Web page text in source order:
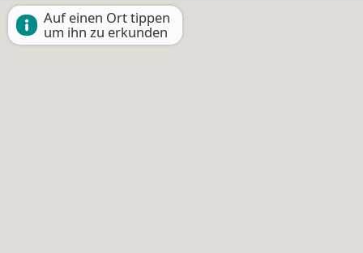
Auf einen Ort tippen
um ihn zu erkunden